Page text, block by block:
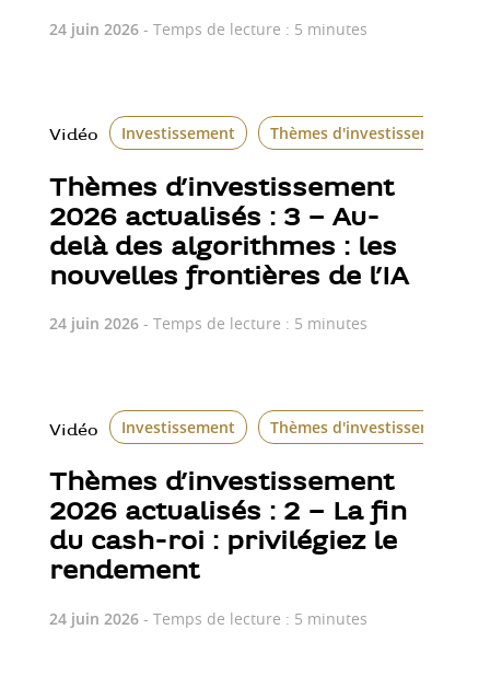
24 juin 2026- Temps de lecture : 5 minutes
Vidéo Investissement Thèmes d'investissement
Thèmes d’investissement
2026 actualisés : 3 – Au-
delà des algorithmes : les
nouvelles frontières de l’IA
24 juin 2026- Temps de lecture : 5 minutes
Vidéo Investissement Thèmes d'investissement
Thèmes d’investissement
2026 actualisés : 2 – La fin
du cash-roi : privilégiez le
rendement
24 juin 2026- Temps de lecture : 5 minutes